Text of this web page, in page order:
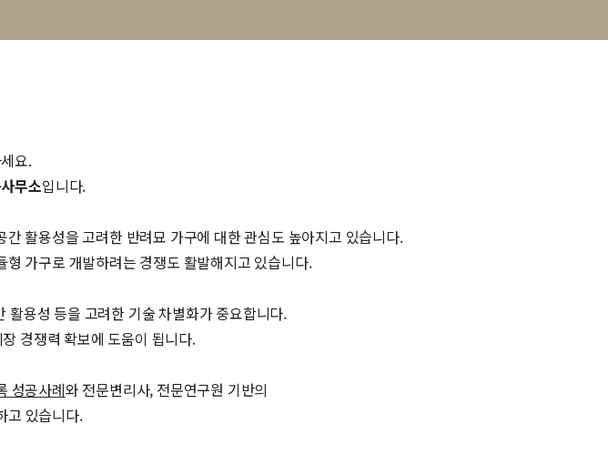
요.
무소입니다.
활용성을 고려한 반려묘 가구에 대한 관심도 높아지고 있습니다.
가구로 개발하려는 경쟁도 활발해지고 있습니다.
활용성 등을 고려한 기술 차별화가 중요합니다.
경쟁력 확보에 도움이 됩니다.
성공사례와 전문변리사, 전문연구원 기반의
고 있습니다.